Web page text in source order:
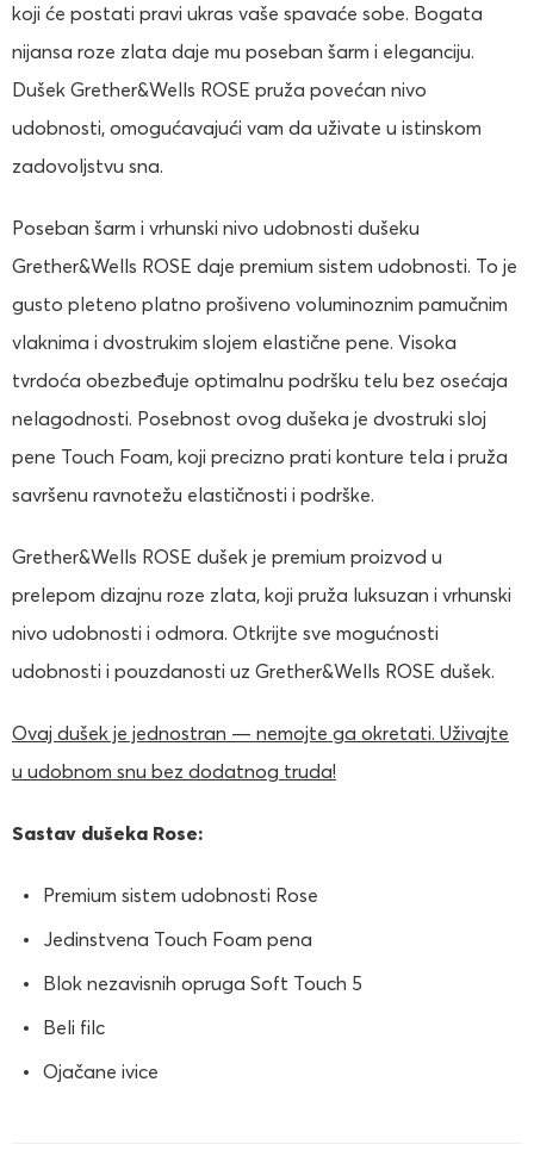
koji će postati pravi ukras vaše spavaće sobe. Bogata
nijansa roze zlata daje mu poseban šarm i eleganciju.
Dušek Grether&Wells ROSE pruža povećan nivo
udobnosti, omogućavajući vam da uživate u istinskom
zadovoljstvu sna.
Poseban šarm i vrhunski nivo udobnosti dušeku
Grether&Wells ROSE daje premium sistem udobnosti. To je
gusto pleteno platno prošiveno voluminoznim pamučnim
vlaknima i dvostrukim slojem elastične pene. Visoka
tvrdoća obezbeđuje optimalnu podršku telu bez osećaja
nelagodnosti. Posebnost ovog dušeka je dvostruki sloj
pene Touch Foam, koji precizno prati konture tela i pruža
savršenu ravnotežu elastičnosti i podrške.
Grether&Wells ROSE dušek je premium proizvod u
prelepom dizajnu roze zlata, koji pruža luksuzan i vrhunski
nivo udobnosti i odmora. Otkrijte sve mogućnosti
udobnosti i pouzdanosti uz Grether&Wells ROSE dušek.
Ovaj dušek je jednostran — nemojte ga okretati. Uživajte
u udobnom snu bez dodatnog truda!
Sastav dušeka Rose:
Premium sistem udobnosti Rose
Jedinstvena Touch Foam pena
Blok nezavisnih opruga Soft Touch 5
Beli filc
Ojačane ivice